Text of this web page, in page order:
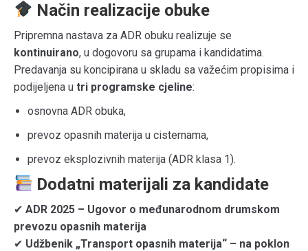
Način realizacije obuke
Pripremna nastava za ADR obuku realizuje se
kontinuirano, u dogovoru sa grupama i kandidatima.
Predavanja su koncipirana u skladu sa važećim propisima i
podijeljena u tri programske cjeline:
osnovna ADR obuka,
prevoz opasnih materija u cisternama,
prevoz eksplozivnih materija (ADR klasa 1).
Dodatni materijali za kandidate
✔ ADR 2025 – Ugovor o međunarodnom drumskom
prevozu opasnih materija
✔ Udžbenik „Transport opasnih materija“ – na poklon